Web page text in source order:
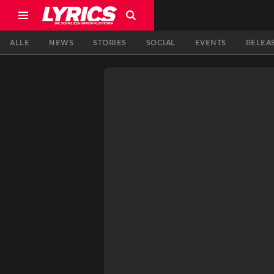
ALLE NEWS STORIES SOCIAL EVENTS